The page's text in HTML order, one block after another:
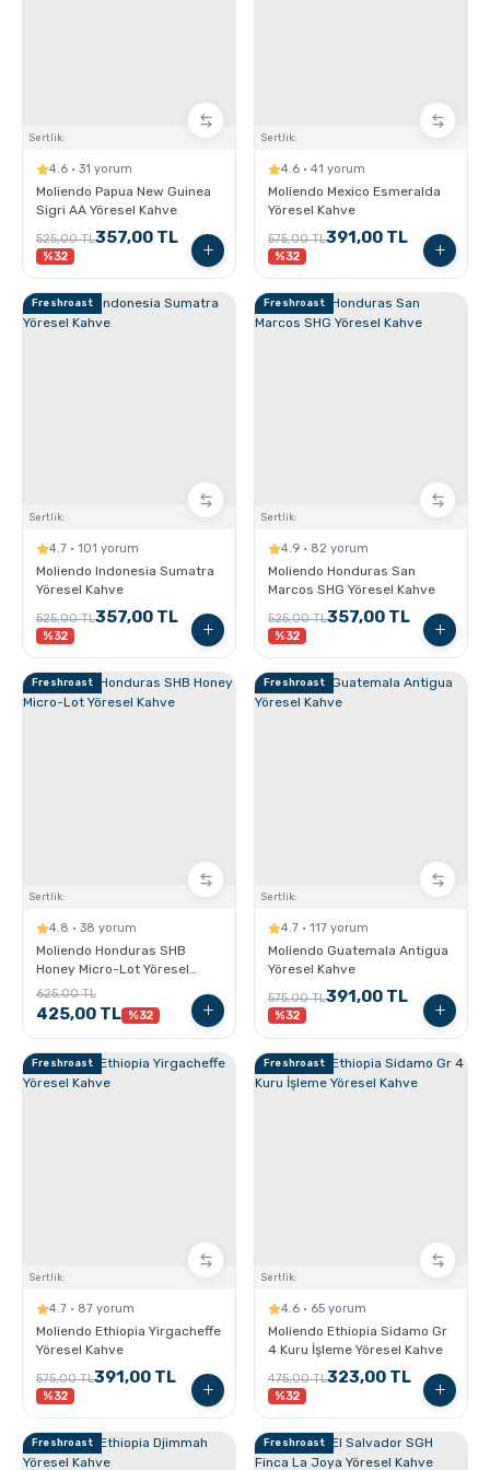
Sertlik:
4.6 · 31 yorum
Moliendo Papua New Guinea
Sigri AA Yöresel Kahve
525,00 TL357,00 TL
%32
Sertlik:
4.6 · 41 yorum
Moliendo Mexico Esmeralda
Yöresel Kahve
575,00 TL391,00 TL
%32
Freshroast
Sertlik:
4.7 · 101 yorum
Moliendo Indonesia Sumatra
Yöresel Kahve
525,00 TL357,00 TL
%32
Freshroast
Sertlik:
4.9 · 82 yorum
Moliendo Honduras San
Marcos SHG Yöresel Kahve
525,00 TL357,00 TL
%32
Freshroast
Sertlik:
4.8 · 38 yorum
Moliendo Honduras SHB
Honey Micro-Lot Yöresel
Kahve
625,00 TL
425,00 TL %32
Freshroast
Sertlik:
4.7 · 117 yorum
Moliendo Guatemala Antigua
Yöresel Kahve
575,00 TL391,00 TL
%32
Freshroast
Sertlik:
4.7 · 87 yorum
Moliendo Ethiopia Yirgacheffe
Yöresel Kahve
575,00 TL391,00 TL
%32
Freshroast
Sertlik:
4.6 · 65 yorum
Moliendo Ethiopia Sidamo Gr
4 Kuru İşleme Yöresel Kahve
475,00 TL323,00 TL
%32
Freshroast Freshroast